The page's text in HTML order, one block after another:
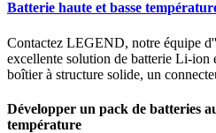
Batterie haute et basse
Contactez LEGEND, notre équipe
excellente solution de batterie Li-
boîtier à structure solide, un
Développer un pack de batteries
température